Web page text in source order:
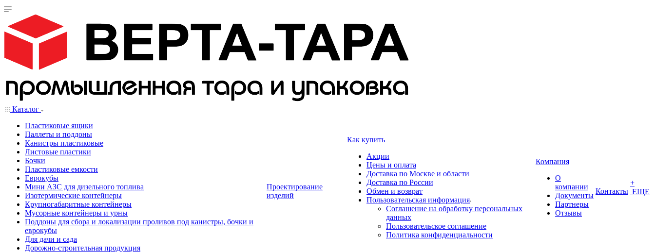
Каталог
Пластиковые ящики
Паллеты и поддоны
Канистры пластиковые
Листовые пластики
Бочки
Пластиковые емкости
Еврокубы
Мини АЗС для дизельного топлива
Изотермические контейнеры
Крупногабаритные контейнеры
Мусорные контейнеры и урны
Поддоны для сбора и локализации проливов под канистры, бочки и
еврокубы
Для дачи и сада
Дорожно-строительная продукция
Проектирование
изделий
Как купить
Акции
Цены и оплата
Доставка по Москве и области
Доставка по России
Обмен и возврат
Пользовательская информация
Соглашение на обработку персональных
данных
Пользовательское соглашение
Политика конфиденциальности
Компания
О
компании
Документы
Партнеры
Отзывы
Контакты
+
ЕЩЕ